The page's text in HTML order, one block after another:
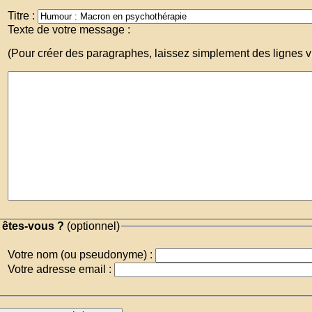
Titre :
Texte de votre message :
(Pour créer des paragraphes, laissez simplement des lignes
êtes-vous ? (optionnel)
Votre nom (ou pseudonyme) :
Votre adresse email :